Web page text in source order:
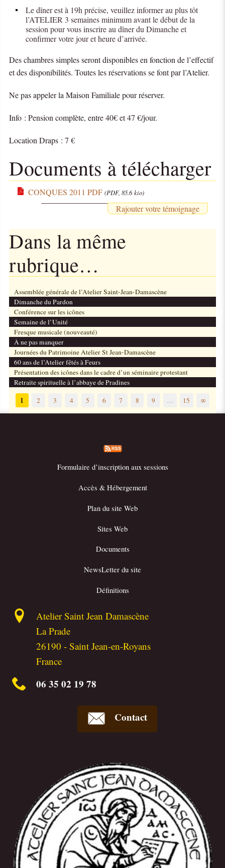
Le dîner est à 19h précise, veuillez informer au plus tôt
l’ATELIER 3 semaines minimum avant le début de la
session pour vous inscrire au dîner du Dimanche et
confirmer votre jour et heure d’arrivée.
Des chambres simples seront disponibles en fonction de l’effectif
et des disponibilités. Toutes les réservations se font par l’Atelier.
Ne pas appeler la Maison Familiale pour réserver.
Info : Pension complète, entre 40€ et 47 €/jour.
Location Draps : 7 €
Documents à télécharger
CONQUES 2011 PDF (PDF, 85.6 kio)
Rajouter votre témoignage
Dans la même
rubrique…
Assemblée générale de l’Atelier Saint-Jean-Damascène
Dimanche du Pardon
Conférence sur les icônes
Semaine de l’Unité
Fresque musicale (nouveauté)
À ne pas manquer
Journées du Patrimoine Atelier St Jean-Damascène
60 ans de l’Atelier fêtés à Feurs
Présentation des icônes dans le cadre d’un séminaire protestant
Retraite spirituelle à l’abbaye de Pradines
1 2 3 4 5 6 7 8 9 … 15 ∞
Formulaire d’inscription aux sessions
Accès & Hébergement
Plan du site Web
Sites Web
Documents
NewsLetter du site
Définitions
Atelier Saint Jean Damascène
La Prade
26190 -Saint Jean-en-Royans
France
06 35 02 19 78
Contact